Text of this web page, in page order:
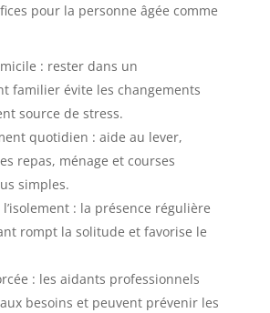
pour la personne âgée comme
: rester dans un
familier évite les changements
source de stress.
quotidien : aide au lever,
repas, ménage et courses
simples.
: la présence régulière
rompt la solitude et favorise le
: les aidants professionnels
besoins et peuvent prévenir les